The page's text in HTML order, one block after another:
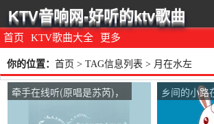
首页 KTV歌曲大全 更多
KTV音响网-好听的ktv歌曲
你的位置： 首页 > TAG信息列表 > 月在水左
牵手在线听(原唱是苏芮)，
乡间的小路
兔小贝)，